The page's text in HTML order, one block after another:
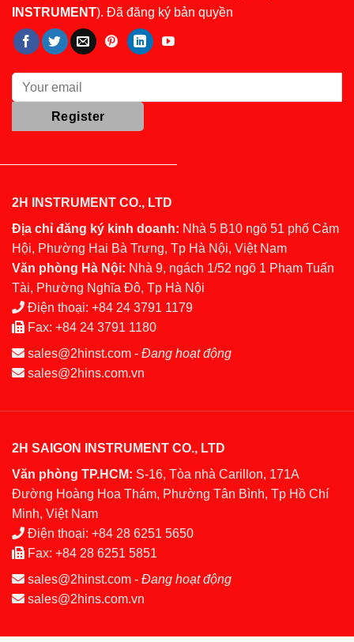
INSTRUMENT). Đã đăng ký bản quyền
2H INSTRUMENT CO., LTD
Địa chỉ đăng ký kinh doanh: Nhà 5 B10 ngõ 51 phố Cảm
Hội, Phường Hai Bà Trưng, Tp Hà Nội, Việt Nam
Văn phòng Hà Nội: Nhà 9, ngách 1/52 ngõ 1 Phạm Tuấn
Tài, Phường Nghĩa Đô, Tp Hà Nội
Điện thoại: +84 24 3791 1179
Fax: +84 24 3791 1180
sales@2hinst.com - Đang hoạt động
sales@2hins.com.vn
2H SAIGON INSTRUMENT CO., LTD
Văn phòng TP.HCM: S-16, Tòa nhà Carillon, 171A
Đường Hoàng Hoa Thám, Phường Tân Bình, Tp Hồ Chí
Minh, Việt Nam
Điện thoại: +84 28 6251 5650
Fax: +84 28 6251 5851
sales@2hinst.com - Đang hoạt động
sales@2hins.com.vn